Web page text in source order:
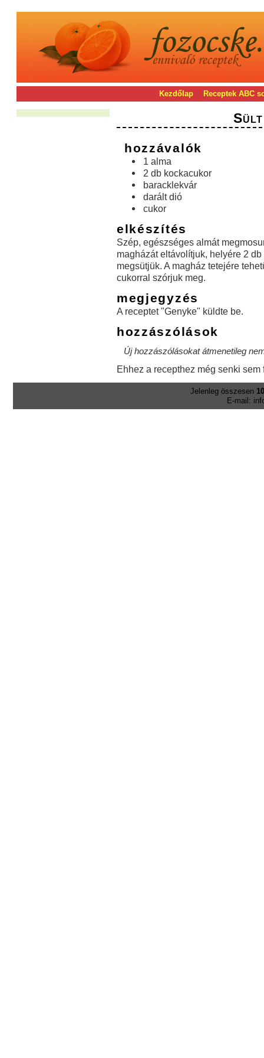
Kezdőlap Receptek ABC
Sült
hozzávalók
1 alma
2 db kockacukor
baracklekvár
darált dió
cukor
elkészítés
Szép, egészséges almát
magházát eltávolítjuk, helyére 2
megsütjük. A magház tetejére
cukorral szórjuk meg.
megjegyzés
A receptet "Genyke" küldte be.
hozzászólások
Új hozzászólásokat átmenetileg
Ehhez a recepthez még senki sem
Jelenleg összesen
E-mail: